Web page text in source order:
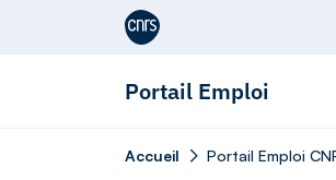
Aller au contenu
Portail Emploi
Accueil Portail Emploi